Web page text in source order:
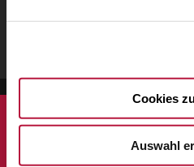
Cookies
Auswahl
Allgemeine